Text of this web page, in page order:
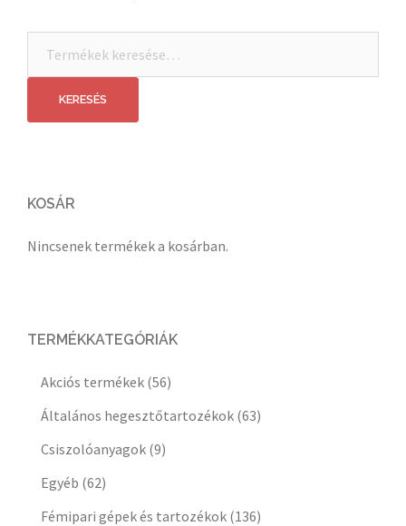
következőre:
KERESÉS
KOSÁR
Nincsenek termékek a kosárban.
TERMÉKKATEGÓRIÁK
Akciós termékek (56)
Általános hegesztőtartozékok (63)
Csiszolóanyagok (9)
Egyéb (62)
Fémipari gépek és tartozékok (136)